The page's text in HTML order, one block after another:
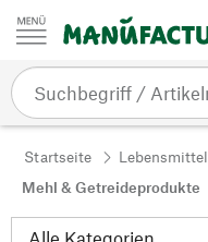
Zum Inhalt springen
Startseite Lebensmittel
Mehl & Getreideprodukte